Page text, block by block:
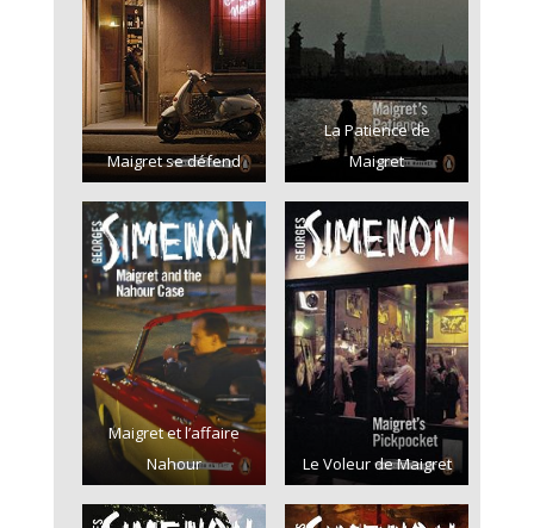
Maigret se défend
La Patience de
Maigret
Maigret et l’affaire
Nahour
Le Voleur de Maigret